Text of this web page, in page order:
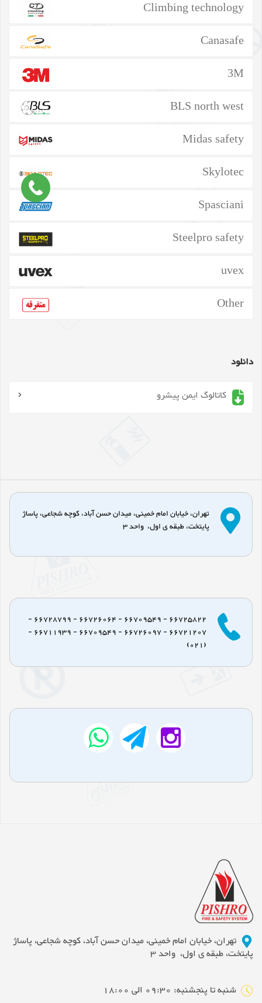
Climbing technology
Canasafe
3M
BLS north west
Midas safety
Skylotec
Spasciani
Steelpro safety
uvex
Other
دانلود
کاتالوگ ایمن پیشرو
تهران، خیابان امام خمینی، میدان حسن آباد، کوچه شجاعی، پاساژ
پایتخت، طبقه ی اول، واحد 3
66725822 - 66709549 - 66726064 - 66728799 -
66721207 - 66726097 - 66709549 - 66711939 -
(021)
تهران، خیابان امام خمینی، میدان حسن آباد، کوچه شجاعی، پاساژ
پایتخت، طبقه ی اول، واحد 3
شنبه تا پنجشنبه: 09:30 الی 18:00